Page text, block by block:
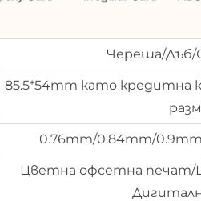
Череша/Дъб/
85.5*54mm като кредитна
0.76mm/0.84mm/
Цветна офсетна печат/